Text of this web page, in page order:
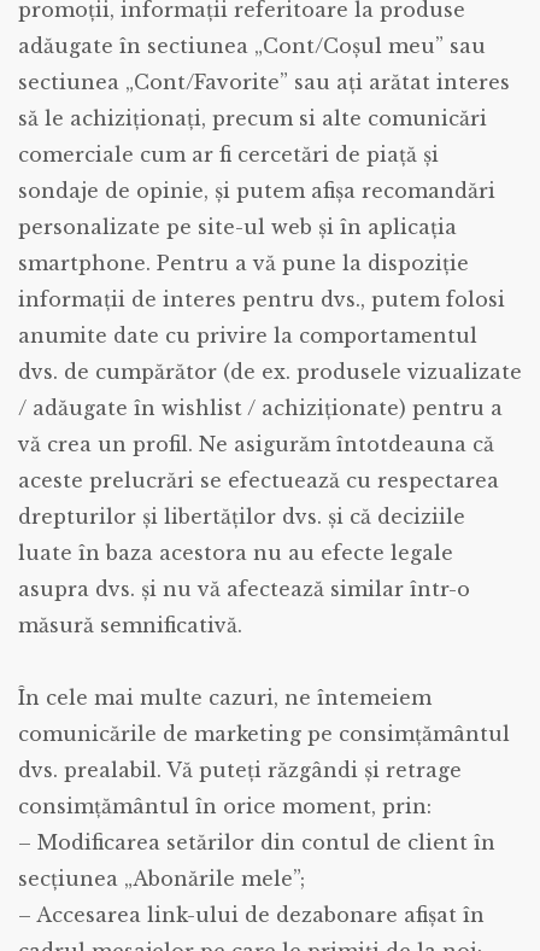
promoţii, informaţii referitoare la produse
adăugate în sectiunea „Cont/Coşul meu” sau
sectiunea „Cont/Favorite” sau aţi arătat interes
să le achiziţionaţi, precum si alte comunicări
comerciale cum ar fi cercetări de piaţă şi
sondaje de opinie, și putem afișa recomandări
personalizate pe site-ul web și în aplicația
smartphone. Pentru a vă pune la dispoziție
informații de interes pentru dvs., putem folosi
anumite date cu privire la comportamentul
dvs. de cumpărător (de ex. produsele vizualizate
/ adăugate în wishlist / achiziționate) pentru a
vă crea un profil. Ne asigurăm întotdeauna că
aceste prelucrări se efectuează cu respectarea
drepturilor și libertăților dvs. și că deciziile
luate în baza acestora nu au efecte legale
asupra dvs. și nu vă afectează similar într-o
măsură semnificativă.
În cele mai multe cazuri, ne întemeiem
comunicările de marketing pe consimțământul
dvs. prealabil. Vă puteți răzgândi și retrage
consimțământul în orice moment, prin:
– Modificarea setărilor din contul de client în
secțiunea „Abonările mele”;
– Accesarea link-ului de dezabonare afișat în